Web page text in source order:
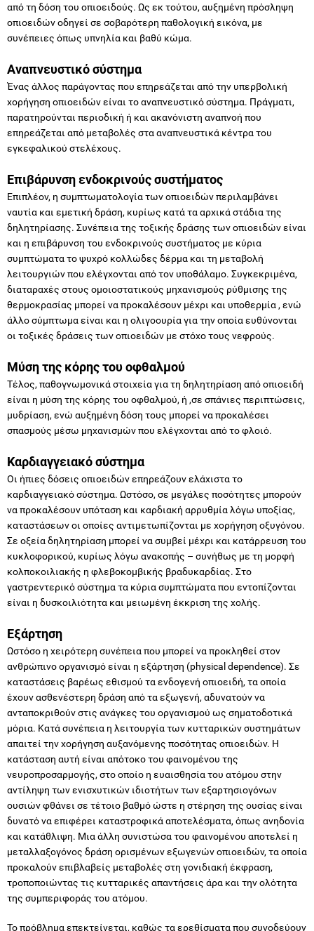
από τη δόση του οπιοειδούς. Ως εκ τούτου, αυξημένη πρόσληψη
οπιοειδών οδηγεί σε σοβαρότερη παθολογική εικόνα, με
συνέπειες όπως υπνηλία και βαθύ κώμα.
Αναπνευστικό σύστημα
Ένας άλλος παράγοντας που επηρεάζεται από την υπερβολική
χορήγηση οπιοειδών είναι το αναπνευστικό σύστημα. Πράγματι,
παρατηρούνται περιοδική ή και ακανόνιστη αναπνοή που
επηρεάζεται από μεταβολές στα αναπνευστικά κέντρα του
εγκεφαλικού στελέχους.
Επιβάρυνση ενδοκρινούς συστήματος
Επιπλέον, η συμπτωματολογία των οπιοειδών περιλαμβάνει
ναυτία και εμετική δράση, κυρίως κατά τα αρχικά στάδια της
δηλητηρίασης. Συνέπεια της τοξικής δράσης των οπιοειδών είναι
και η επιβάρυνση του ενδοκρινούς συστήματος με κύρια
συμπτώματα το ψυχρό κολλώδες δέρμα και τη μεταβολή
λειτουργιών που ελέγχονται από τον υποθάλαμο. Συγκεκριμένα,
διαταραχές στους ομοιοστατικούς μηχανισμούς ρύθμισης της
θερμοκρασίας μπορεί να προκαλέσουν μέχρι και υποθερμία , ενώ
άλλο σύμπτωμα είναι και η ολιγοουρία για την οποία ευθύνονται
οι τοξικές δράσεις των οπιοειδών με στόχο τους νεφρούς.
Μύση της κόρης του οφθαλμού
Τέλος, παθογνωμονικά στοιχεία για τη δηλητηρίαση από οπιοειδή
είναι η μύση της κόρης του οφθαλμού, ή ,σε σπάνιες περιπτώσεις,
μυδρίαση, ενώ αυξημένη δόση τους μπορεί να προκαλέσει
σπασμούς μέσω μηχανισμών που ελέγχονται από το φλοιό.
Καρδιαγγειακό σύστημα
Οι ήπιες δόσεις οπιοειδών επηρεάζουν ελάχιστα το
καρδιαγγειακό σύστημα. Ωστόσο, σε μεγάλες ποσότητες μπορούν
να προκαλέσουν υπόταση και καρδιακή αρρυθμία λόγω υποξίας,
καταστάσεων οι οποίες αντιμετωπίζονται με χορήγηση οξυγόνου.
Σε οξεία δηλητηρίαση μπορεί να συμβεί μέχρι και κατάρρευση του
κυκλοφορικού, κυρίως λόγω ανακοπής – συνήθως με τη μορφή
κολποκοιλιακής η φλεβοκομβικής βραδυκαρδίας. Στο
γαστρεντερικό σύστημα τα κύρια συμπτώματα που εντοπίζονται
είναι η δυσκοιλιότητα και μειωμένη έκκριση της χολής.
Εξάρτηση
Ωστόσο η χειρότερη συνέπεια που μπορεί να προκληθεί στον
ανθρώπινο οργανισμό είναι η εξάρτηση (physical dependence). Σε
καταστάσεις βαρέως εθισμού τα ενδογενή οπιοειδή, τα οποία
έχουν ασθενέστερη δράση από τα εξωγενή, αδυνατούν να
ανταποκριθούν στις ανάγκες του οργανισμού ως σηματοδοτικά
μόρια. Κατά συνέπεια η λειτουργία των κυτταρικών συστημάτων
απαιτεί την χορήγηση αυξανόμενης ποσότητας οπιοειδών. Η
κατάσταση αυτή είναι απότοκο του φαινομένου της
νευροπροσαρμογής, στο οποίο η ευαισθησία του ατόμου στην
αντίληψη των ενισχυτικών ιδιοτήτων των εξαρτησιογόνων
ουσιών φθάνει σε τέτοιο βαθμό ώστε η στέρηση της ουσίας είναι
δυνατό να επιφέρει καταστροφικά αποτελέσματα, όπως ανηδονία
και κατάθλιψη. Μια άλλη συνιστώσα του φαινομένου αποτελεί η
μεταλλαξογόνος δράση ορισμένων εξωγενών οπιοειδών, τα οποία
προκαλούν επιβλαβείς μεταβολές στη γονιδιακή έκφραση,
τροποποιώντας τις κυτταρικές απαντήσεις άρα και την ολότητα
της συμπεριφοράς του ατόμου.
Το πρόβλημα επεκτείνεται, καθώς τα ερεθίσματα που συνοδεύουν